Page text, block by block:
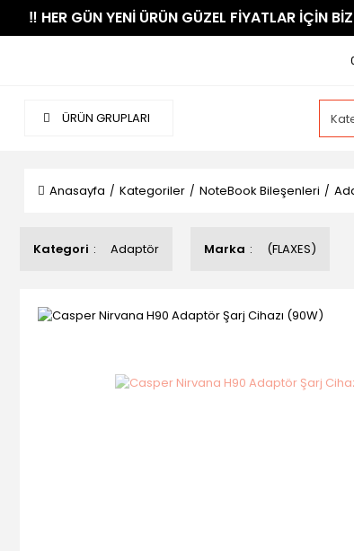
​‼️​ HER GÜN YENİ ÜRÜN GÜZEL FİYATLAR İÇİN
ÜRÜN GRUPLARI
Anasayfa Kategoriler NoteBook Bileşenleri
Kategori Adaptör Marka (FLAXES)